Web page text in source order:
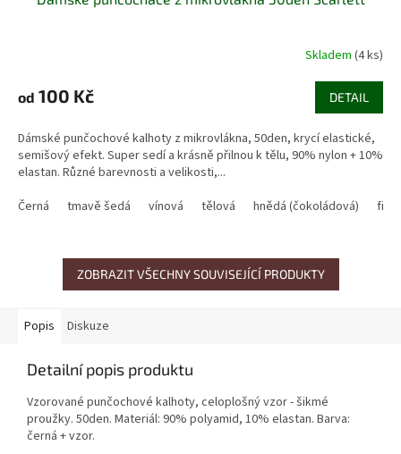
Skladem (4 ks)
od 100 Kč DETAIL
Dámské punčochové kalhoty z mikrovlákna, 50den, krycí elastické,
semišový efekt. Super sedí a krásně přilnou k tělu, 90% nylon + 10%
elastan. Různé barevnosti a velikosti,...
Černá
tmavě šedá vínová tělová hnědá (čokoládová)
ZOBRAZIT VŠECHNY SOUVISEJÍCÍ PRODUKTY
Popis Diskuze
Detailní popis produktu
Vzorované punčochové kalhoty, celoplošný vzor - šikmé
proužky. 50den. Materiál: 90% polyamid, 10% elastan. Barva:
černá + vzor.